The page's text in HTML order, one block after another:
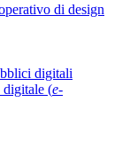
di design
digitali
digitale (e-